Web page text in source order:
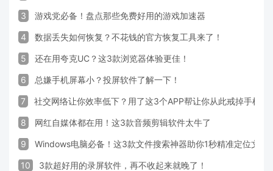
3 游戏党必备！盘点那些免费好用的游戏加速器
4 数据丢失如何恢复？不花钱的官方恢复工具来了！
5 还在用夸克UC？这3款浏览器体验更佳！
6 总嫌手机屏幕小？投屏软件了解一下！
7 社交网络让你效率低下？用了这3个APP帮让你从此戒掉手机！
8 网红自媒体都在用！这3款音频剪辑软件太牛了
9 Windows电脑必备！这3款文件搜索神器助你1秒精准定位文件
10 3款超好用的录屏软件，再不收起来就晚了！